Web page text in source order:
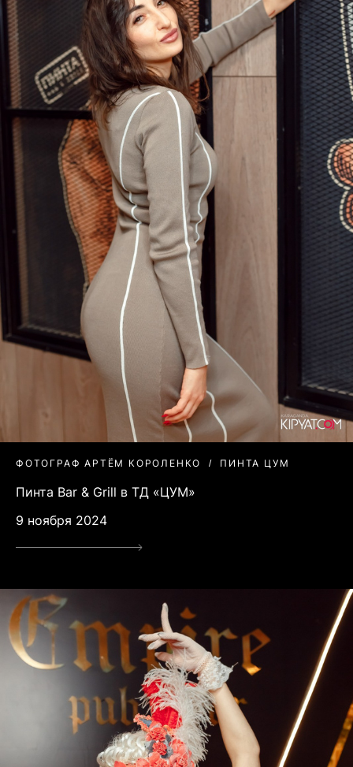
ФОТОГРАФ АРТЁМ КОРОЛЕНКО ПИНТА ЦУМ
Пинта Bar & Grill в ТД «ЦУМ»
9 ноября 2024